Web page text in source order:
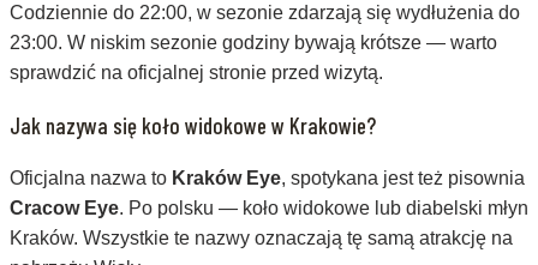
Codziennie do 22:00, w sezonie zdarzają się wydłużenia do
23:00. W niskim sezonie godziny bywają krótsze — warto
sprawdzić na oficjalnej stronie przed wizytą.
Jak nazywa się koło widokowe w Krakowie?
Oficjalna nazwa to Kraków Eye, spotykana jest też pisownia
Cracow Eye. Po polsku — koło widokowe lub diabelski młyn
Kraków. Wszystkie te nazwy oznaczają tę samą atrakcję na